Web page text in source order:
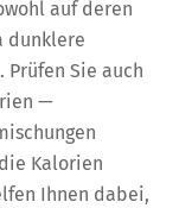
auf deren
dunklere
Sie auch
—
Kalorien
Ihnen dabei,